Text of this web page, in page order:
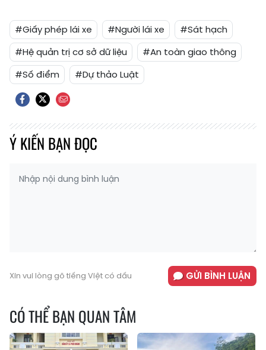
#Giấy phép lái xe #Người lái xe
#Sát hạch
#Hệ quản trị cơ sở dữ liệu
#An toàn giao thông
#Số điểm
#Dự thảo Luật
Ý KIẾN BẠN ĐỌC
Xin vui lòng gõ tiếng Việt có dấu GỬI BÌNH LUẬN
CÓ THỂ BẠN QUAN TÂM